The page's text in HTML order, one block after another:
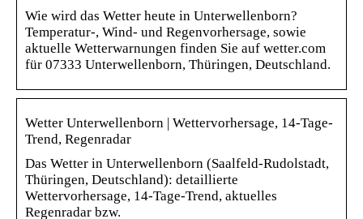
Wie wird das Wetter heute in Unterwellenborn?
Temperatur-, Wind- und Regenvorhersage, sowie
aktuelle Wetterwarnungen finden Sie auf wetter.com
für 07333 Unterwellenborn, Thüringen, Deutschland.
Wetter Unterwellenborn | Wettervorhersage, 14-Tage-
Trend, Regenradar
Das Wetter in Unterwellenborn (Saalfeld-Rudolstadt,
Thüringen, Deutschland): detaillierte
Wettervorhersage, 14-Tage-Trend, aktuelles
Regenradar bzw.